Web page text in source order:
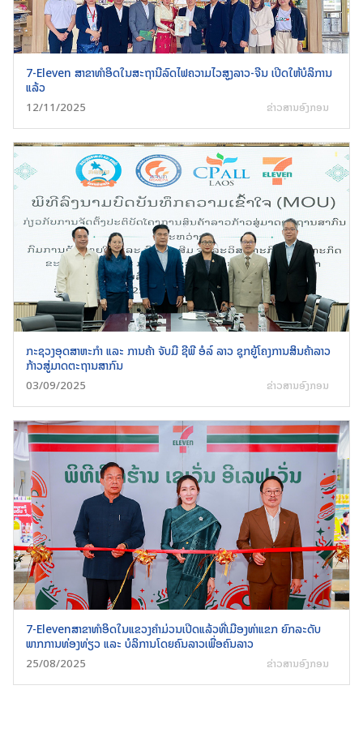
7-Eleven ສາຂາທຳອິດໃນສະຖານີລົດໄຟຄວາມໄວສູງລາວ-ຈີນ ເປີດໃຫ້ບໍລິການ
ແລ້ວ
12/11/2025 ຂ່າວສານອົງກອນ
ກະຊວງອຸດສາຫະກຳ ແລະ ການຄ້າ ຈັບມື ຊີພີ ອໍລ໌ ລາວ ຊຸກຍູ້ໂຄງການສິນຄ້າລາວ
ກ້າວສູ່ມາດຕະຖານສາກົນ
03/09/2025 ຂ່າວສານອົງກອນ
7-Elevenສາຂາທໍາອິດໃນແຂວງຄໍາມ່ວນເປີດແລ້ວທີ່ເມືອງທ່າແຂກ ຍົກລະດັບ
ພາກການທ່ອງທ່ຽວ ແລະ ບໍລິການໂດຍຄົນລາວເພື່ອຄົນລາວ
25/08/2025 ຂ່າວສານອົງກອນ